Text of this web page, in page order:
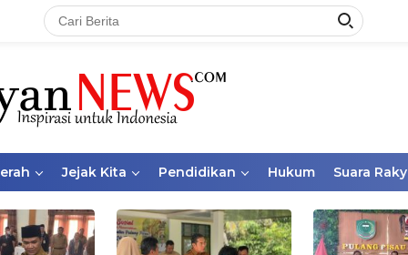
Jejak Kita Pendidikan Hukum Suara